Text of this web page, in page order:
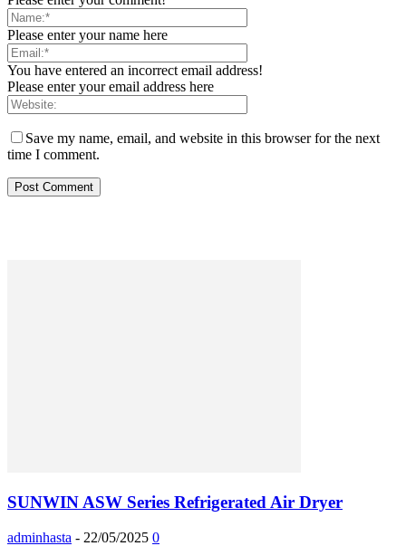
Please enter your name here
You have entered an incorrect email address!
Please enter your email address here
Save my name, email, and website in this browser for the next
time I comment.
SUNWIN ASW Series Refrigerated Air Dryer
adminhasta - 22/05/2025 0